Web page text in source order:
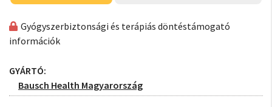
Gyógyszerbiztonsági és terápiás döntéstámogató
információk
GYÁRTÓ:
Bausch Health Magyarország